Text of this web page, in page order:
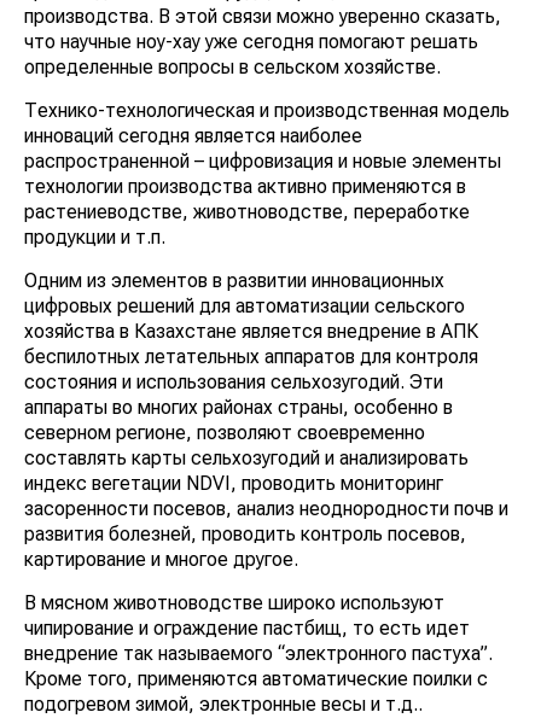
производства. В этой связи можно уверенно сказать,
что научные ноу-хау уже сегодня помогают решать
определенные вопросы в сельском хозяйстве.
Технико-технологическая и производственная модель
инноваций сегодня является наиболее
распространенной – цифровизация и новые элементы
технологии производства активно применяются в
растениеводстве, животноводстве, переработке
продукции и т.п.
Одним из элементов в развитии инновационных
цифровых решений для автоматизации сельского
хозяйства в Казахстане является внедрение в АПК
беспилотных летательных аппаратов для контроля
состояния и использования сельхозугодий. Эти
аппараты во многих районах страны, особенно в
северном регионе, позволяют своевременно
составлять карты сельхозугодий и анализировать
индекс вегетации NDVI, проводить мониторинг
засоренности посевов, анализ неоднородности почв и
развития болезней, проводить контроль посевов,
картирование и многое другое.
В мясном животноводстве широко используют
чипирование и ограждение пастбищ, то есть идет
внедрение так называемого “электронного пастуха”.
Кроме того, применяются автоматические поилки с
подогревом зимой, электронные весы и т.д..